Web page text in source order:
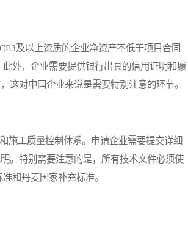
及以上资质的企业净资产不低于项目合同
外，企业需要提供银行出具的信用证明和履
这对中国企业来说是需要特别注意的环节。
工质量控制体系。申请企业需要提交详细
。特别需要注意的是，所有技术文件必须使
和丹麦国家补充标准。